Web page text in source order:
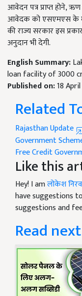
आवेदन पत्र प्राप्त होने,
आवेदक को एसएमएस के
की राज्य सरकार इस
अनुदान भी देगी.
English Summary:
loan facility of 3000
Published on:18
Related
Rajasthan Update
Government
Free Credit
Like this
Hey! I amलोकेश
have suggestions
suggestions and
Read next